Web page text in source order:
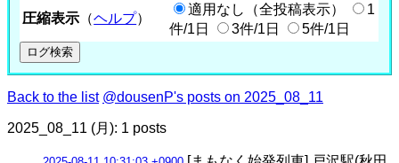
圧縮表示 （ヘルプ）
適用なし（全投稿表示）
1
件/1日
3件/1日 5件/1日
Back to the list @dousenP's posts on 2025_08_11
2025_08_11 (月): 1 posts